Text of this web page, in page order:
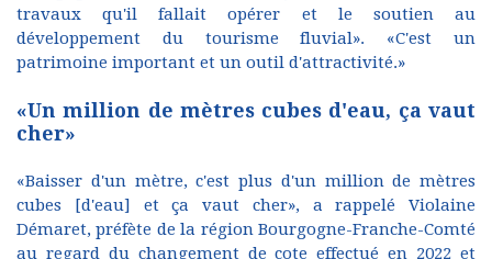
travaux qu'il fallait opérer et le soutien au
développement du tourisme fluvial». «C'est un
patrimoine important et un outil d'attractivité.»
«Un million de mètres cubes d'eau, ça vaut
cher»
«Baisser d'un mètre, c'est plus d'un million de mètres
cubes [d'eau] et ça vaut cher», a rappelé Violaine
Démaret, préfète de la région Bourgogne-Franche-Comté
au regard du changement de cote effectué en 2022 et